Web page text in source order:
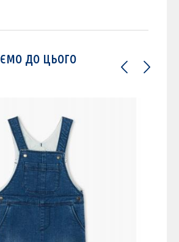
до цього